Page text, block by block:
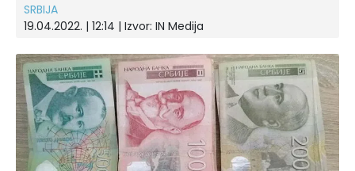
SRBIJA
19.04.2022. | 12:14 | Izvor: IN Medija